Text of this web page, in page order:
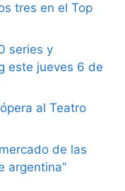
tres en el Top
series y
este jueves 6 de
al Teatro
de las
argentina”